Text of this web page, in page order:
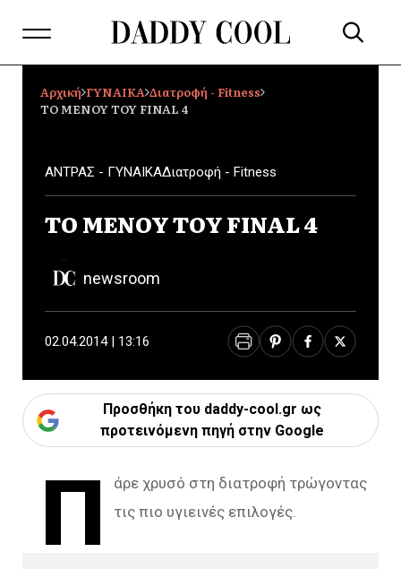
Αρχική ΓΥΝΑΙΚΑ Διατροφή - Fitness
TO ΜΕΝΟΥ ΤΟΥ FINAL 4
ΑΝΤΡΑΣ - ΓΥΝΑΙΚΑΔιατροφή - Fitness
TO ΜΕΝΟΥ ΤΟΥ FINAL 4
newsroom
02.04.2014 | 13:16
Προσθήκη του daddy-cool.gr ως
προτεινόμενη πηγή στην Google
Π
άρε χρυσό στη διατροφή τρώγοντας
τις πιο υγιεινές επιλογές.